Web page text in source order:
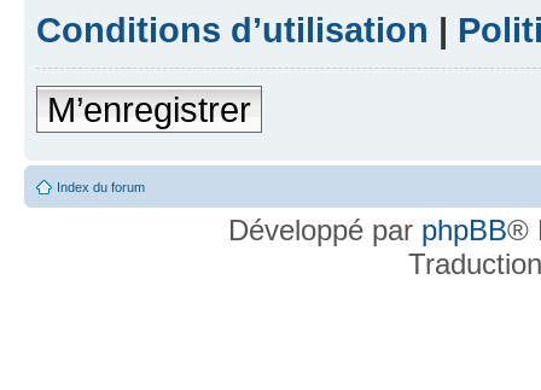
Conditions d’utilisation |
M’enregistrer
Index du forum
Développé par phpBB®